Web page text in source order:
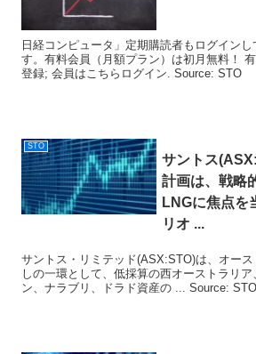
日経コンピュータ」定期購読者もログインし
す。有料会員（月額プラン）は初月無料！
登録; 会員はこちらログイン. Source: STO
STO
サントス
計画は、戦略
LNGに焦点を
リオ ...
サントス・リミテッド(ASX:STO)は、オー
しの一環として、低採算の西オーストラリ
ン、ナラブリ、ドラド資産の ... Source: STO